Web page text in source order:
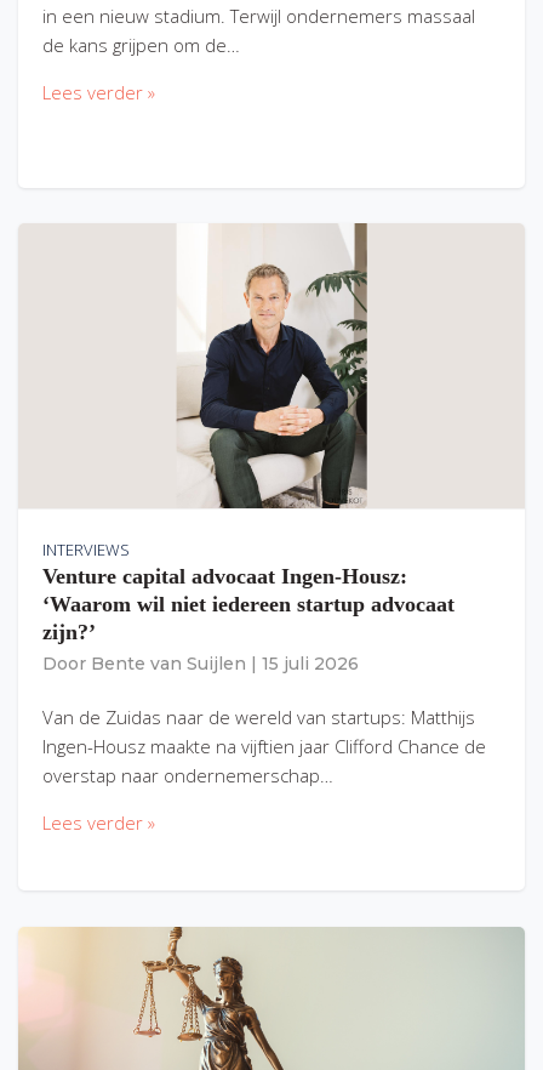
in een nieuw stadium. Terwijl ondernemers massaal
de kans grijpen om de…
Lees verder »
INTERVIEWS
Venture capital advocaat Ingen-Housz:
‘Waarom wil niet iedereen startup advocaat
zijn?’
Door Bente van Suijlen 15 juli 2026
Van de Zuidas naar de wereld van startups: Matthijs
Ingen-Housz maakte na vijftien jaar Clifford Chance de
overstap naar ondernemerschap…
Lees verder »